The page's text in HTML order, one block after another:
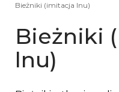
Bieżniki
lnu)
Bieżniki (imitacja lnu)